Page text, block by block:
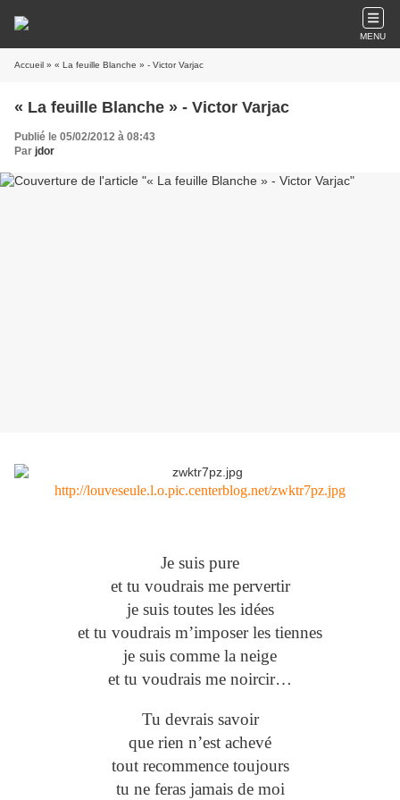
MENU
Accueil » « La feuille Blanche » - Victor Varjac
« La feuille Blanche » - Victor Varjac
Publié le 05/02/2012 à 08:43
Par jdor
http://louveseule.l.o.pic.centerblog.net/zwktr7pz.jpg
Je suis pure
et tu voudrais me pervertir
je suis toutes les idées
et tu voudrais m’imposer les tiennes
je suis comme la neige
et tu voudrais me noircir…
Tu devrais savoir
que rien n’est achevé
tout recommence toujours
tu ne feras jamais de moi